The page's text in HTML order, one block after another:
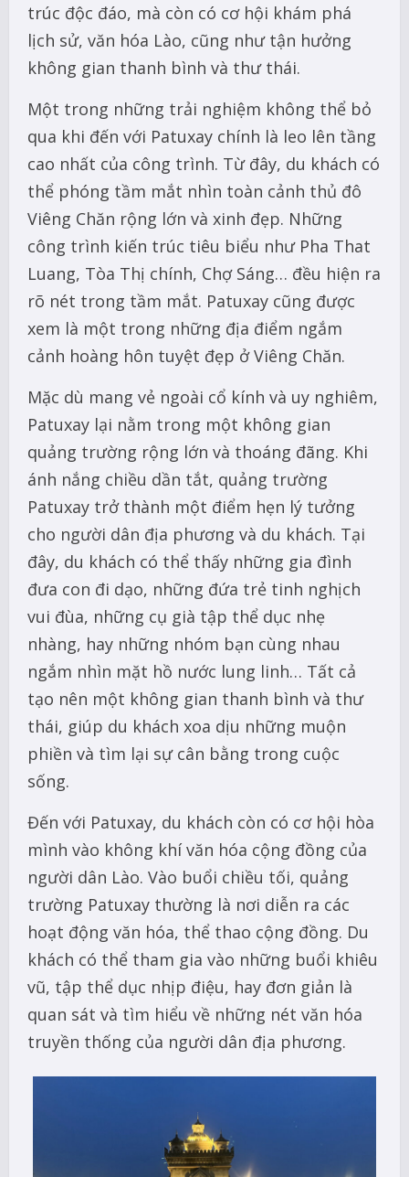
trúc độc đáo, mà còn có cơ hội khám phá
lịch sử, văn hóa Lào, cũng như tận hưởng
không gian thanh bình và thư thái.
Một trong những trải nghiệm không thể bỏ
qua khi đến với Patuxay chính là leo lên tầng
cao nhất của công trình. Từ đây, du khách có
thể phóng tầm mắt nhìn toàn cảnh thủ đô
Viêng Chăn rộng lớn và xinh đẹp. Những
công trình kiến trúc tiêu biểu như Pha That
Luang, Tòa Thị chính, Chợ Sáng… đều hiện ra
rõ nét trong tầm mắt. Patuxay cũng được
xem là một trong những địa điểm ngắm
cảnh hoàng hôn tuyệt đẹp ở Viêng Chăn.
Mặc dù mang vẻ ngoài cổ kính và uy nghiêm,
Patuxay lại nằm trong một không gian
quảng trường rộng lớn và thoáng đãng. Khi
ánh nắng chiều dần tắt, quảng trường
Patuxay trở thành một điểm hẹn lý tưởng
cho người dân địa phương và du khách. Tại
đây, du khách có thể thấy những gia đình
đưa con đi dạo, những đứa trẻ tinh nghịch
vui đùa, những cụ già tập thể dục nhẹ
nhàng, hay những nhóm bạn cùng nhau
ngắm nhìn mặt hồ nước lung linh… Tất cả
tạo nên một không gian thanh bình và thư
thái, giúp du khách xoa dịu những muộn
phiền và tìm lại sự cân bằng trong cuộc
sống.
Đến với Patuxay, du khách còn có cơ hội hòa
mình vào không khí văn hóa cộng đồng của
người dân Lào. Vào buổi chiều tối, quảng
trường Patuxay thường là nơi diễn ra các
hoạt động văn hóa, thể thao cộng đồng. Du
khách có thể tham gia vào những buổi khiêu
vũ, tập thể dục nhịp điệu, hay đơn giản là
quan sát và tìm hiểu về những nét văn hóa
truyền thống của người dân địa phương.